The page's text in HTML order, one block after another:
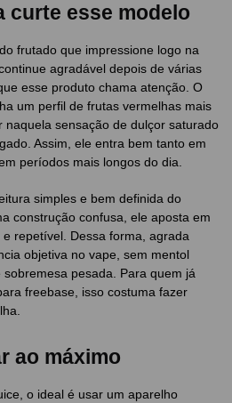
curte esse modelo
frutado que impressione logo na
agradável depois de várias
esse produto chama atenção. O
um perfil de frutas vermelhas mais
naquela sensação de dulçor saturado
Assim, ele entra bem tanto em
períodos mais longos do dia.
simples e bem definida do
construção confusa, ele aposta em
repetível. Dessa forma, agrada
objetiva no vape, sem mentol
pesada. Para quem já
freebase, isso costuma fazer
ao máximo
o ideal é usar um aparelho